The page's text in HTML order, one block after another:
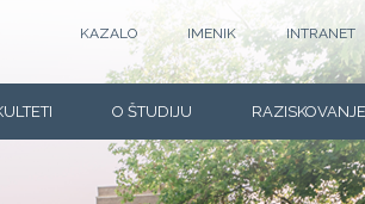
KAZALO IMENIK INTRANET
O ŠTUDIJU RAZISKOVANJE